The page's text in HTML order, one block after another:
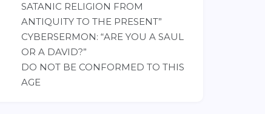
SATANIC RELIGION FROM
ANTIQUITY TO THE PRESENT”
CYBERSERMON: “ARE YOU A SAUL
OR A DAVID?”
DO NOT BE CONFORMED TO THIS
AGE